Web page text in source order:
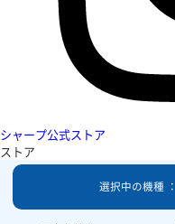
シャープ公式ストア
ストア
選択中の機種 ：